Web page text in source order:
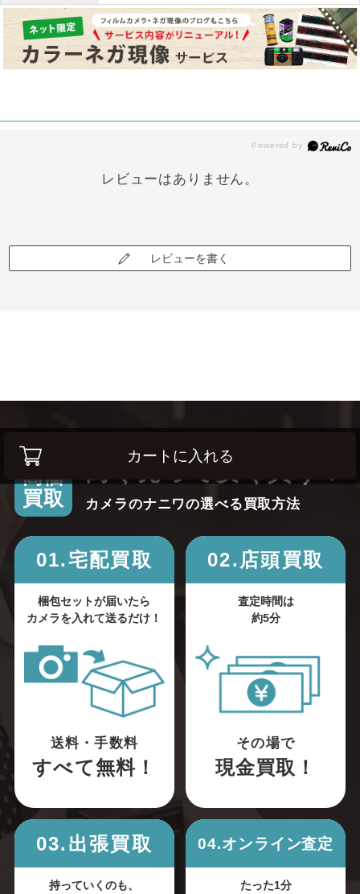
カートに入れる
レビューはありません。
レビューを書く
高価
買取
高く売って安く買う！
カメラのナニワの選べる買取方法
01.宅配買取
梱包セットが届いたら
カメラを入れて送るだけ！
送料・手数料
すべて無料！
02.店頭買取
査定時間は
約5分
その場で
現金買取！
03.出張買取
持っていくのも、
04.オンライン査定
たった1分